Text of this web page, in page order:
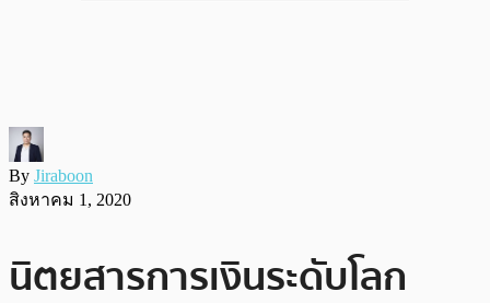
By Jiraboon
สิงหาคม 1, 2020
นิตยสารการเงินระดับโลก